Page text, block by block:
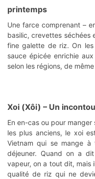
printemps
Une farce comprenant –
basilic, crevettes séchées
fine galette de riz. On
sauce épicée enrichie
selon les régions, de
Xoi (Xôi) – Un
En en-cas ou pour
les plus anciens, le xoi
Vietnam qui se mange
déjeuner. Quand on a
vapeur, on a tout dit, mais
qualité de riz qui ne